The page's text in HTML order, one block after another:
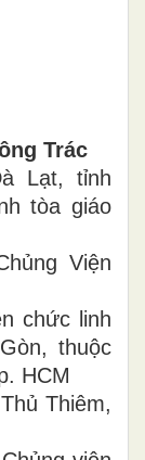
Trác
Lạt, tỉnh
tòa giáo
Viện
chức linh
thuộc
HCM
Thiêm,